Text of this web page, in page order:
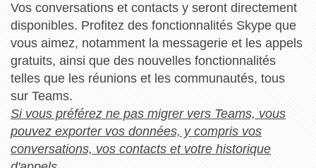
Vos conversations et contacts y seront directement
disponibles. Profitez des fonctionnalités Skype que
vous aimez, notamment la messagerie et les appels
gratuits, ainsi que des nouvelles fonctionnalités
telles que les réunions et les communautés, tous
sur Teams.
Si vous préférez ne pas migrer vers Teams, vous
pouvez exporter vos données, y compris vos
conversations, vos contacts et votre historique